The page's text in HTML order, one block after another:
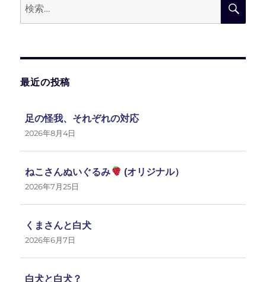
ン
索
最近の投稿
足の怪我、それぞれの対応
2026年8月4日
ねこさんぬいぐるみ (オリジナル）
2026年7月25日
くまさんと白犬
2026年6月7日
白犬と白犬？